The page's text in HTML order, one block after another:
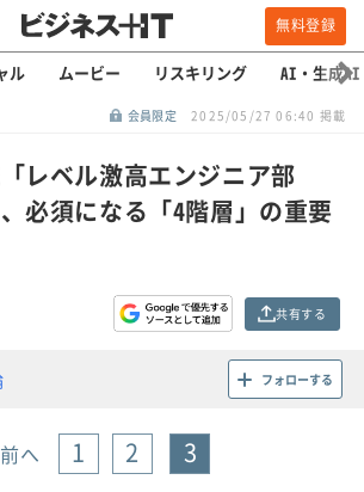
無料登録
ル ムービー リスキリング AI・生成AI
会員限定 2025/05/27 06:40 掲載
レベル激高エンジニア部
必須になる「4階層」の重要
共有する
フォローする
前へ 1 2 3